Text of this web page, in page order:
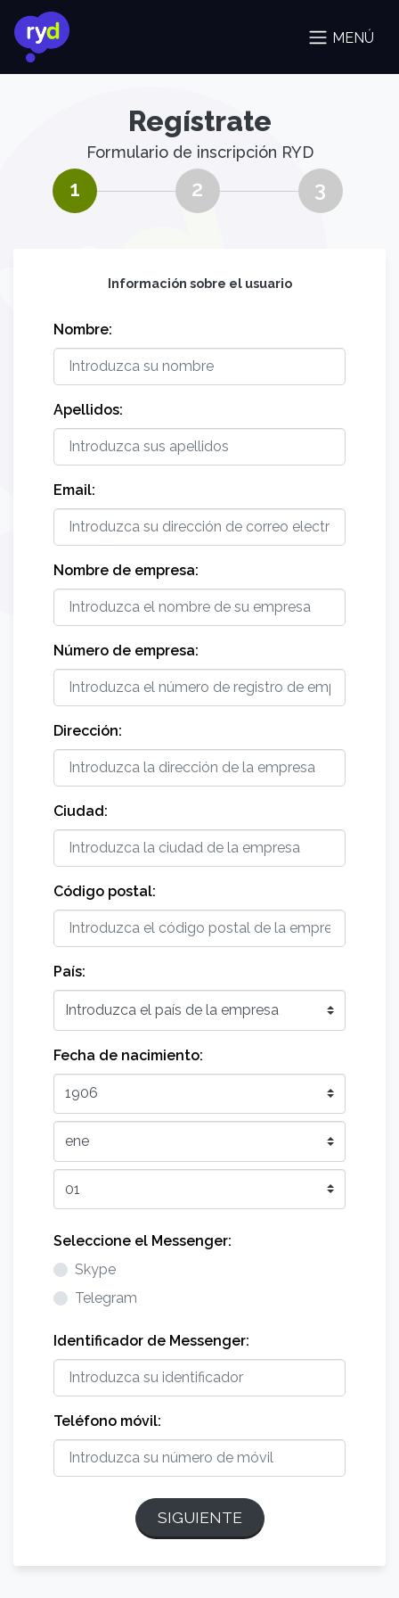
MENÚ
Regístrate
Formulario de inscripción RYD
Información sobre el usuario
Nombre:
Apellidos:
Email:
Nombre de empresa:
Número de empresa:
Dirección:
Ciudad:
Código postal:
País:
Fecha de nacimiento:
Seleccione el Messenger:
Skype
Telegram
Identificador de Messenger:
Teléfono móvil:
SIGUIENTE